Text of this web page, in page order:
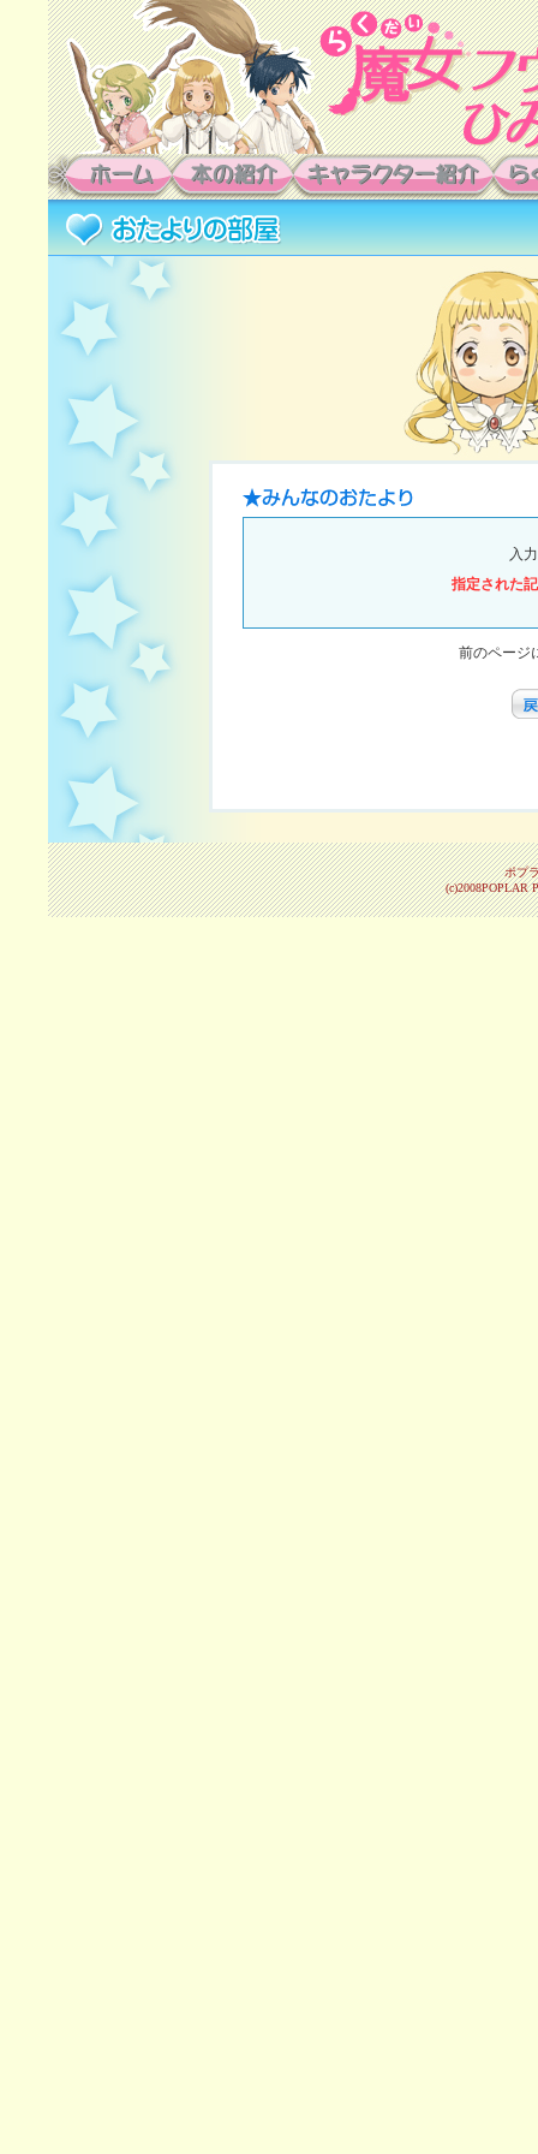
入
指定された
前のページ
ポプ
(c)2008POPLAR